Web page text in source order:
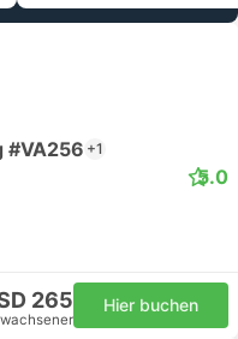
#VA256 +1
5.0
265 Hier buchen